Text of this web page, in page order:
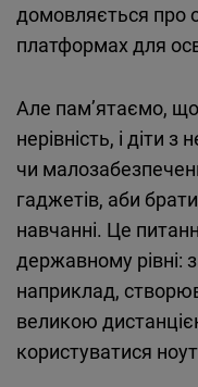
домовляється про
платформах для
Але пам’ятаємо,
нерівність, і діти
чи
гаджетів, аби
навчанні. Це
державному рівні:
наприклад,
великою
користуватися